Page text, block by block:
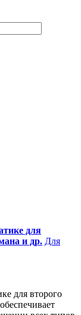
для
и др. Для
для второго